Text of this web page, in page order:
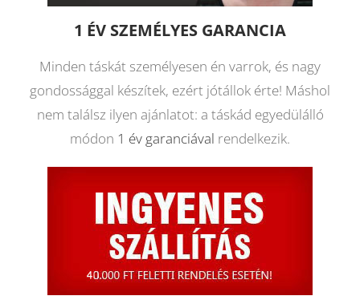
1 ÉV SZEMÉLYES GARANCIA
Minden táskát személyesen én varrok, és nagy
gondossággal készítek, ezért jótállok érte! Máshol
nem találsz ilyen ajánlatot: a táskád egyedülálló
módon 1 év garanciával rendelkezik.